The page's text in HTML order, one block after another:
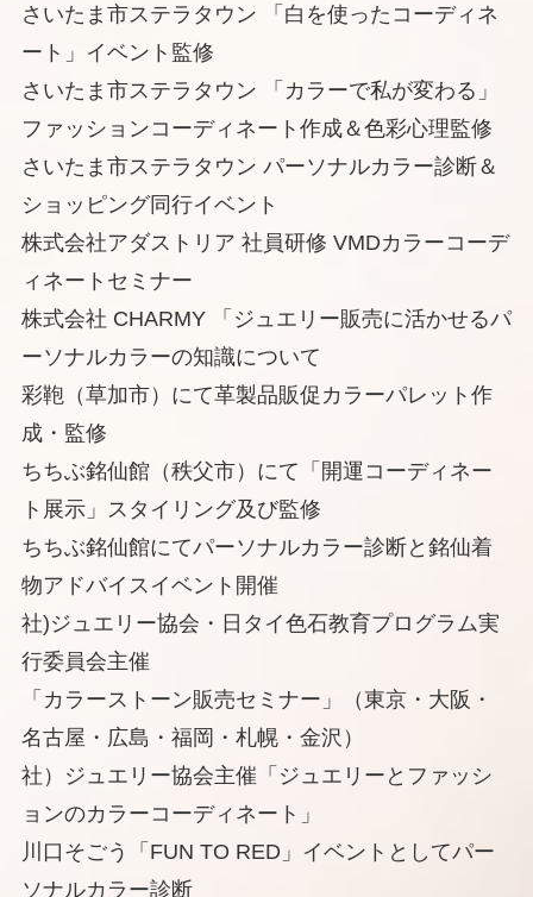
さいたま市ステラタウン 「白を使ったコーディネ
ート」イベント監修
さいたま市ステラタウン 「カラーで私が変わる」
ファッションコーディネート作成＆色彩心理監修
さいたま市ステラタウン パーソナルカラー診断＆
ショッピング同行イベント
株式会社アダストリア 社員研修 VMDカラーコーデ
ィネートセミナー
株式会社 CHARMY 「ジュエリー販売に活かせるパ
ーソナルカラーの知識について
彩鞄（草加市）にて革製品販促カラーパレット作
成・監修
ちちぶ銘仙館（秩父市）にて「開運コーディネー
ト展示」スタイリング及び監修
ちちぶ銘仙館にてパーソナルカラー診断と銘仙着
物アドバイスイベント開催
社)ジュエリー協会・日タイ色石教育プログラム実
行委員会主催
「カラーストーン販売セミナー」（東京・大阪・
名古屋・広島・福岡・札幌・金沢）
社）ジュエリー協会主催「ジュエリーとファッシ
ョンのカラーコーディネート」
川口そごう「FUN TO RED」イベントとしてパー
ソナルカラー診断